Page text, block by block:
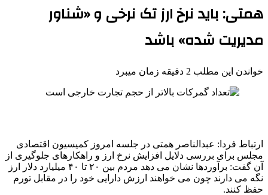
همتی: باید نرخ ارز تک نرخی و «شناور
مدیریت شده» باشد
خواندن این مطلب 2 دقیقه زمان میبرد
ارتباط فردا:‌ عبدالناصر همتی در جلسه امروز کمیسیون اقتصادی
مجلس برای بررسی دلایل افزایش نرخ ارز و راهکارهای جلوگیری از
آن گفت: برآوردها نشان می دهد مردم بین ۲۰ تا ۴۰ میلیارد دلار ارز
نگه می دارند چون می خواهند ارزش دارایی خود را در مقابل تورم
حفظ کنند.